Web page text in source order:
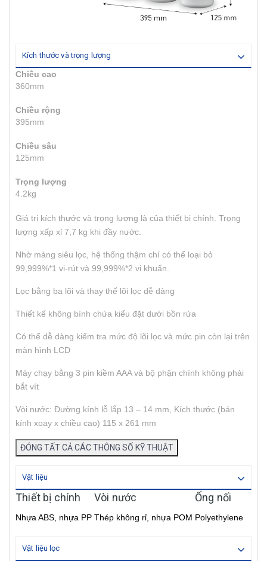
Kích thước và trọng lượng
Chiều cao
360mm
Chiều rộng
395mm
Chiều sâu
125mm
Trọng lượng
4.2kg
Giá trị kích thước và trọng lượng là của thiết bị chính. Trọng
lượng xấp xỉ 7,7 kg khi đầy nước.
Nhờ màng siêu lọc, hệ thống thậm chí có thể loại bỏ
99,999%*1 vi-rút và 99,999%*2 vi khuẩn.
Lọc bằng ba lõi và thay thế lõi lọc dễ dàng
Thiết kế không bình chứa kiểu đặt dưới bồn rửa
Có thể dễ dàng kiểm tra mức độ lõi lọc và mức pin còn lại trên
màn hình LCD
Máy chạy bằng 3 pin kiềm AAA và bộ phận chính không phải
bắt vít
Vòi nước: Đường kính lỗ lắp 13 – 14 mm, Kích thước (bán
kính xoay x chiều cao) 115 x 261 mm
ĐÓNG TẤT CẢ CÁC THÔNG SỐ KỸ THUẬT
Vật liệu
Thiết bị chính
Nhựa ABS, nhựa PP
Vòi nước
Thép không rỉ, nhựa POM
Ống nối
Polyethylene
Vật liệu lọc